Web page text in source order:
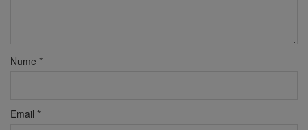
Nume *
Email *